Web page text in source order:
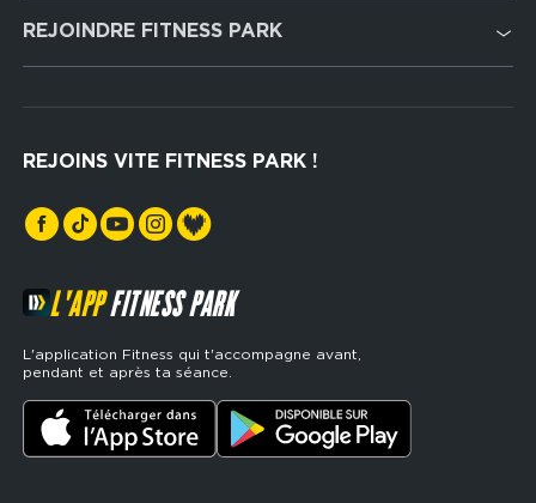
Cardio Training
Musculation
Hyrox Zone
Cross Training
REJOINDRE FITNESS PARK
REJOINS VITE FITNESS PARK !
L'APPFITNESS PARK
L'application Fitness qui t'accompagne avant,
pendant et après ta séance.